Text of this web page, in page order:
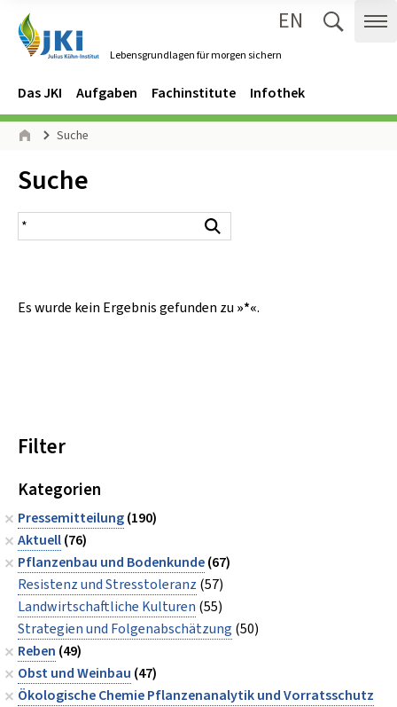
Lebensgrundlagen für morgen sichern
EN
Navigation
Hauptmenü
Das JKI Aufgaben Fachinstitute Infothek
Seitenpfad
Suche
Inhalt:
Suche
Suchergebnis
Es wurde kein Ergebnis gefunden zu »*«.
Filter
Kategorien
Pressemitteilung(190)
Aktuell(76)
Pflanzenbau und Bodenkunde(67)
Resistenz und Stresstoleranz (57)
Landwirtschaftliche Kulturen (55)
Strategien und Folgenabschätzung (50)
Reben (49)
Obst und Weinbau (47)
Ökologische Chemie Pflanzenanalytik und Vorratsschutz